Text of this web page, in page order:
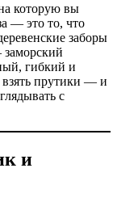
которую вы
— это то, что
заборы
гибкий и
прутики — и
с
и